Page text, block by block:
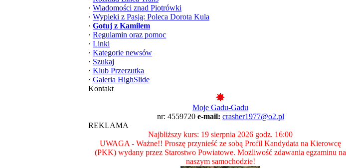
· Wiadomości znad Piotrówki
· Wypieki z Pasją: Poleca Dorota Kula
· Gotuj z Kamilem
· Regulamin oraz pomoc
· Linki
· Kategorie newsów
· Szukaj
· Klub Przerzutka
· Galeria HighSlide
Kontakt
Moje Gadu-Gadu
nr: 4559720 e-mail: crasher1977@o2.pl
REKLAMA
Najbliższy kurs: 19 sierpnia 2026 godz. 16:00
UWAGA - Ważne!! Proszę przynieść ze sobą Profil Kandydata na Kierowcę
(PKK) wydany przez Starostwo Powiatowe. Możliwość zdawania egzaminu na
naszym samochodzie!